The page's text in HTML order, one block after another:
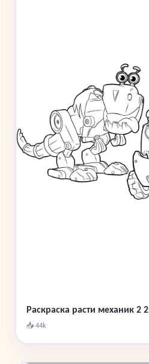
Раскраска расти механик 2 2
📥 44k